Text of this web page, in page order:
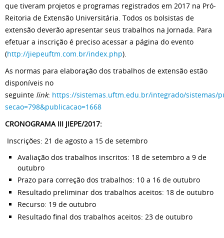
que tiveram projetos e programas registrados em 2017 na Pró-
Reitoria de Extensão Universitária. Todos os bolsistas de
extensão deverão apresentar seus trabalhos na Jornada. Para
efetuar a inscrição é preciso acessar a página do evento
(http://jiepeuftm.com.br/index.php).
As normas para elaboração dos trabalhos de extensão estão
disponíveis no
seguinte link: https://sistemas.uftm.edu.br/integrado/sistemas/
secao=798&publicacao=1668
CRONOGRAMA III JIEPE/2017:
Inscrições: 21 de agosto a 15 de setembro
Avaliação dos trabalhos inscritos: 18 de setembro a 9 de
outubro
Prazo para correção dos trabalhos: 10 a 16 de outubro
Resultado preliminar dos trabalhos aceitos: 18 de outubro
Recurso: 19 de outubro
Resultado final dos trabalhos aceitos: 23 de outubro